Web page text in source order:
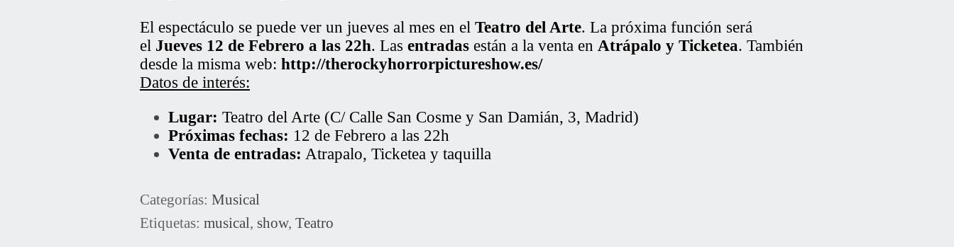
El espectáculo se puede ver un jueves al mes en el Teatro del Arte. La próxima función será
el Jueves 12 de Febrero a las 22h. Las entradas están a la venta en Atrápalo y Ticketea. También
desde la misma web: http://therockyhorrorpictureshow.es/
Datos de interés:
Lugar: Teatro del Arte (C/ Calle San Cosme y San Damián, 3, Madrid)
Próximas fechas: 12 de Febrero a las 22h
Venta de entradas: Atrapalo, Ticketea y taquilla
Categorías: Musical
Etiquetas: musical , show, Teatro